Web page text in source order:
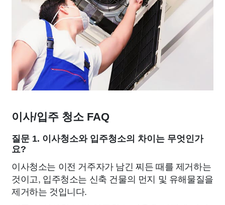
이사/입주 청소 FAQ
질문 1. 이사청소와 입주청소의 차이는 무엇인가
요?
이사청소는 이전 거주자가 남긴 찌든 때를 제거하는
것이고, 입주청소는 신축 건물의 먼지 및 유해물질을
제거하는 것입니다.